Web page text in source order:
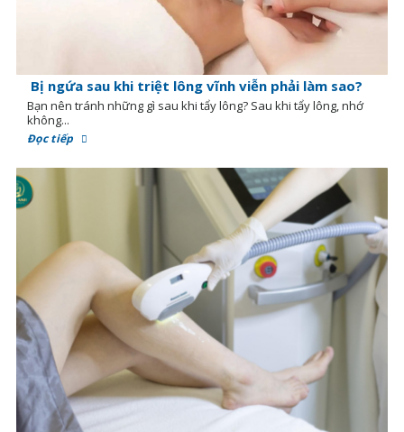
Bị ngứa sau khi triệt lông vĩnh viễn phải làm sao?
Bạn nên tránh những gì sau khi tẩy lông? Sau khi tẩy lông, nhớ
không...
Đọc tiếp